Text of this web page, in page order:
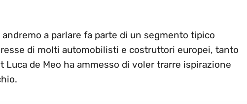
a parlare fa parte di un segmento tipico
di molti automobilisti e costruttori europei, tanto
de Meo ha ammesso di voler trarre ispirazione